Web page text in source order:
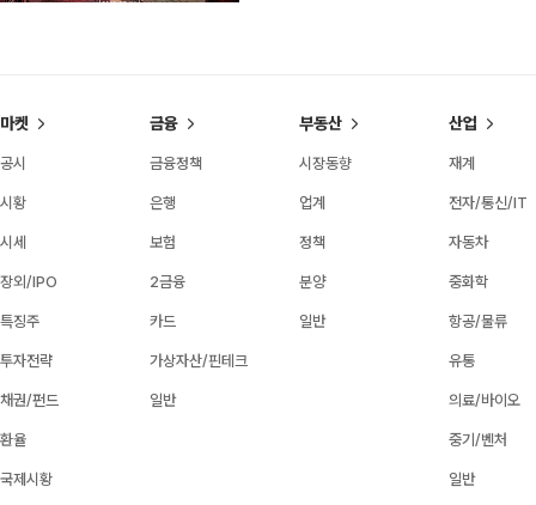
마켓
공시
시황
시세
장외/IPO
특징주
투자전략
채권/펀드
환율
국제시황
금융
금융정책
은행
보험
2금융
카드
가상자산/핀테크
일반
부동산
시장동향
업계
정책
분양
일반
산업
재계
전자/통신/IT
자동차
중화학
항공/물류
유통
의료/바이오
중기/벤처
일반